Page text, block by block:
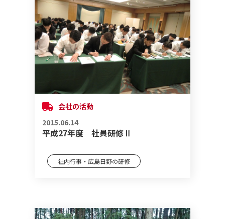
会社の活動
2015.06.14
平成27年度 社員研修Ⅱ
社内行事・広島日野の研修